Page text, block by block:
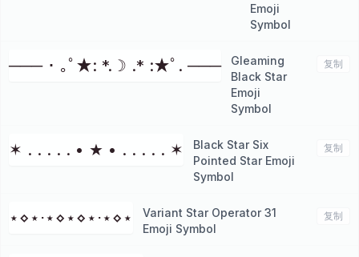
Emoji
Symbol
─── ･ ｡ﾟ★: *.☽ .* :★ﾟ. ───
Gleaming
Black Star
Emoji
Symbol
复制
✶ . . . . . • ★ • . . . . . ✶
Black Star Six
Pointed Star Emoji
Symbol
复制
⋆⋄⋆⋅⋆⋄⋆⋄⋆⋅⋆⋄⋆
Variant Star Operator 31
Emoji Symbol
复制